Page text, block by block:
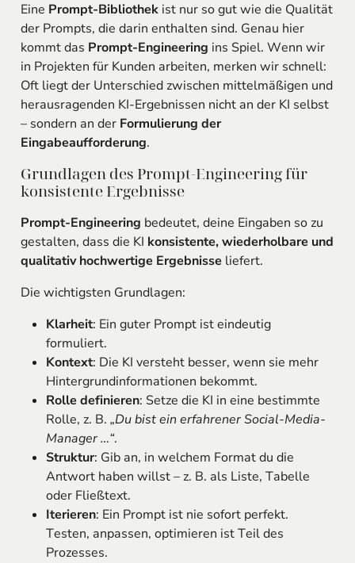
Eine Prompt-Bibliothekist nur so gut wie die Qualität
der Prompts, die darin enthalten sind. Genau hier
kommt das Prompt-Engineering ins Spiel. Wenn wir
in Projekten für Kunden arbeiten, merken wir schnell:
Oft liegt der Unterschied zwischen mittelmäßigen und
herausragenden KI-Ergebnissen nicht an der KI selbst
– sondern an der Formulierung der
Eingabeaufforderung.
Grundlagen des Prompt-Engineering für
konsistente Ergebnisse
Prompt-Engineering bedeutet, deine Eingaben so zu
gestalten, dass die KI konsistente, wiederholbare und
qualitativ hochwertige Ergebnisseliefert.
Die wichtigsten Grundlagen:
Klarheit: Ein guter Prompt ist eindeutig
formuliert.
Kontext: Die KI versteht besser, wenn sie mehr
Hintergrundinformationen bekommt.
Rolle definieren: Setze die KI in eine bestimmte
Rolle, z. B. „Du bist ein erfahrener Social-Media-
Manager …“.
Struktur: Gib an, in welchem Format du die
Antwort haben willst – z. B. als Liste, Tabelle
oder Fließtext.
Iterieren: Ein Prompt ist nie sofort perfekt.
Testen, anpassen, optimieren ist Teil des
Prozesses.